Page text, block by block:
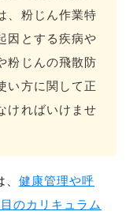
、粉じん作業特
因とする疾病や
粉じんの飛散防
い方に関して正
ければいけませ
健康管理や呼
のカリキュラム